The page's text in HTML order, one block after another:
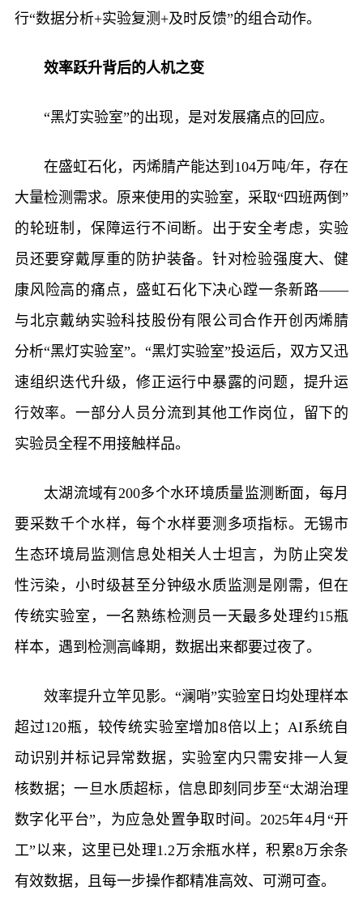
行“数据分析+实验复测+及时反馈”的组合动作。
效率跃升背后的人机之变
“黑灯实验室”的出现，是对发展痛点的回应。
在盛虹石化，丙烯腈产能达到104万吨/年，存在
大量检测需求。原来使用的实验室，采取“四班两倒”
的轮班制，保障运行不间断。出于安全考虑，实验
员还要穿戴厚重的防护装备。针对检验强度大、健
康风险高的痛点，盛虹石化下决心蹚一条新路——
与北京戴纳实验科技股份有限公司合作开创丙烯腈
分析“黑灯实验室”。“黑灯实验室”投运后，双方又迅
速组织迭代升级，修正运行中暴露的问题，提升运
行效率。一部分人员分流到其他工作岗位，留下的
实验员全程不用接触样品。
太湖流域有200多个水环境质量监测断面，每月
要采数千个水样，每个水样要测多项指标。无锡市
生态环境局监测信息处相关人士坦言，为防止突发
性污染，小时级甚至分钟级水质监测是刚需，但在
传统实验室，一名熟练检测员一天最多处理约15瓶
样本，遇到检测高峰期，数据出来都要过夜了。
效率提升立竿见影。“澜哨”实验室日均处理样本
超过120瓶，较传统实验室增加8倍以上；AI系统自
动识别并标记异常数据，实验室内只需安排一人复
核数据；一旦水质超标，信息即刻同步至“太湖治理
数字化平台”，为应急处置争取时间。2025年4月“开
工”以来，这里已处理1.2万余瓶水样，积累8万余条
有效数据，且每一步操作都精准高效、可溯可查。